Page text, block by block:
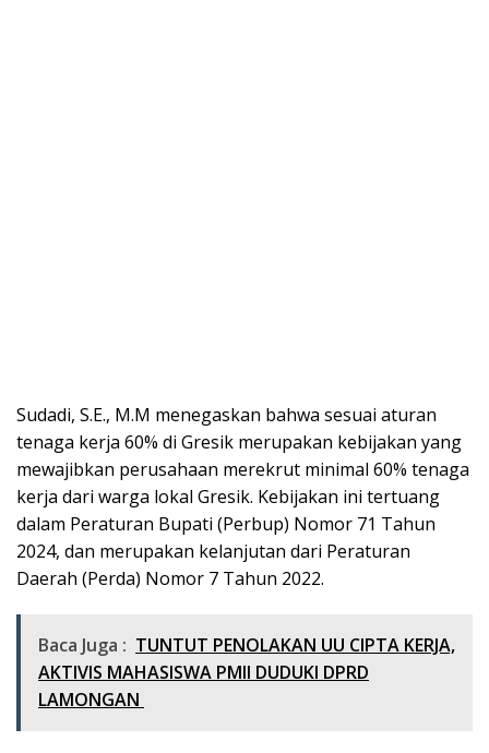
Sudadi, S.E., M.M menegaskan bahwa sesuai aturan
tenaga kerja 60% di Gresik merupakan kebijakan yang
mewajibkan perusahaan merekrut minimal 60% tenaga
kerja dari warga lokal Gresik. Kebijakan ini tertuang
dalam Peraturan Bupati (Perbup) Nomor 71 Tahun
2024, dan merupakan kelanjutan dari Peraturan
Daerah (Perda) Nomor 7 Tahun 2022.
Baca Juga : TUNTUT PENOLAKAN UU CIPTA KERJA,
AKTIVIS MAHASISWA PMII DUDUKI DPRD
LAMONGAN